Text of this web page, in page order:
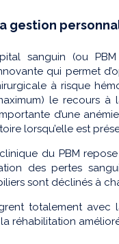
gestion
sanguin (ou
qui permet
à risque
le recours à
d’une
lorsqu’elle est
du PBM
des pertes
sont déclinés à
totalement
réhabilitation